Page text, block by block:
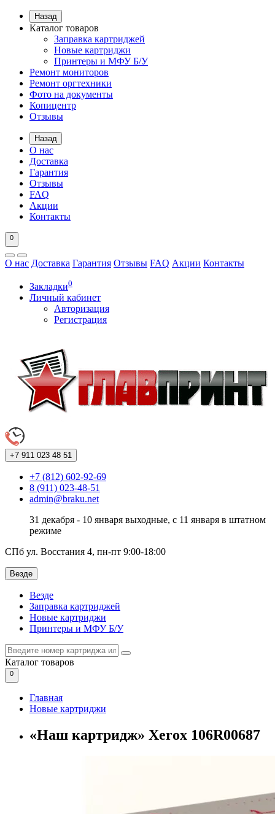
Назад
Каталог товаров
Заправка картриджей
Новые картриджи
Принтеры и МФУ Б/У
Ремонт мониторов
Ремонт оргтехники
Фото на документы
Копицентр
Отзывы
Назад
О нас
Доставка
Гарантия
Отзывы
FAQ
Акции
Контакты
0
О нас Доставка Гарантия Отзывы FAQ Акции Контакты
Закладки0
Личный кабинет
Авторизация
Регистрация
+7 911 023 48 51
+7 (812) 602-92-69
8 (911) 023-48-51
admin@braku.net
31 декабря - 10 января выходные, с 11 января в штатном
режиме
СПб ул. Восстания 4, пн-пт 9:00-18:00
Везде
Везде
Заправка картриджей
Новые картриджи
Принтеры и МФУ Б/У
Каталог товаров
0
Главная
Новые картриджи
«Наш картридж» Xerox 106R00687